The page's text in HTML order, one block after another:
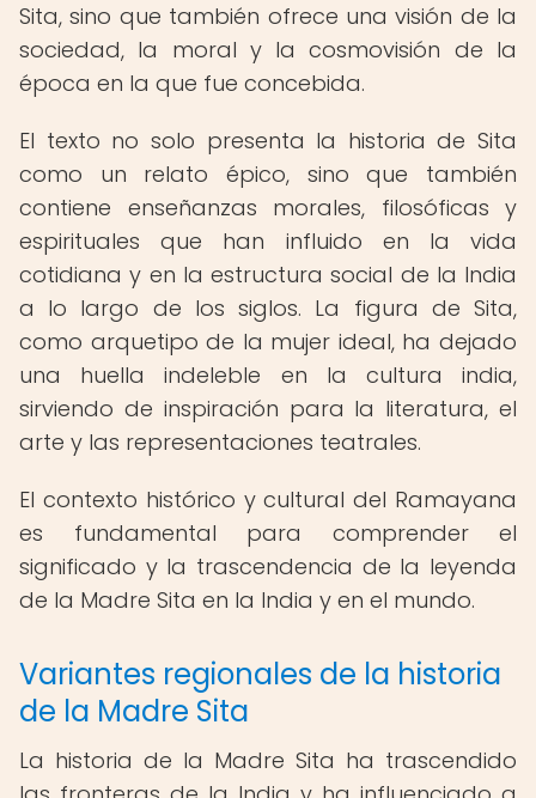
Sita, sino que también ofrece una visión de la
sociedad, la moral y la cosmovisión de la
época en la que fue concebida.
El texto no solo presenta la historia de Sita
como un relato épico, sino que también
contiene enseñanzas morales, filosóficas y
espirituales que han influido en la vida
cotidiana y en la estructura social de la India
a lo largo de los siglos. La figura de Sita,
como arquetipo de la mujer ideal, ha dejado
una huella indeleble en la cultura india,
sirviendo de inspiración para la literatura, el
arte y las representaciones teatrales.
El contexto histórico y cultural del Ramayana
es fundamental para comprender el
significado y la trascendencia de la leyenda
de la Madre Sita en la India y en el mundo.
Variantes regionales de la historia
de la Madre Sita
La historia de la Madre Sita ha trascendido